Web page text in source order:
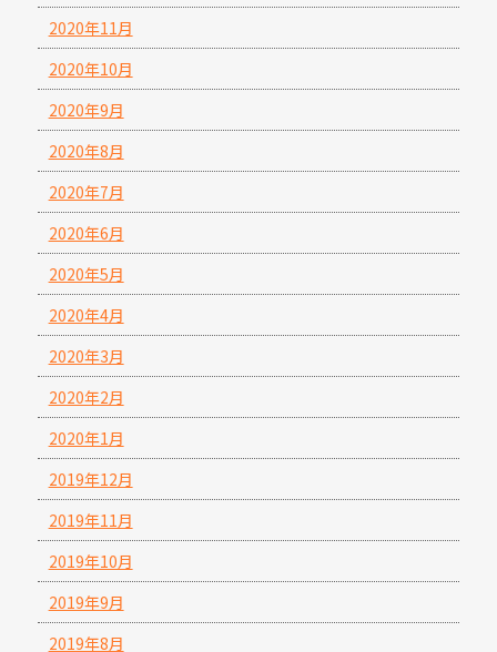
2020年11月
2020年10月
2020年9月
2020年8月
2020年7月
2020年6月
2020年5月
2020年4月
2020年3月
2020年2月
2020年1月
2019年12月
2019年11月
2019年10月
2019年9月
2019年8月